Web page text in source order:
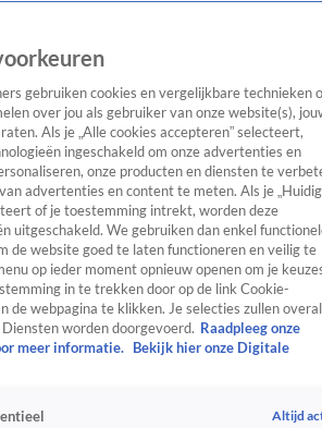
Entertainment TV Algemeen
Tip
SpraakmakendRealityCrimeVideo's
gebruiken cookies en vergelijkbare technieken
over jou als gebruiker van onze website(s),
Als je „Alle cookies accepteren” selecteert,
ingeschakeld om onze advertenties en
onze producten en diensten te
advertenties en content te meten. Als je
of je toestemming intrekt, worden deze
uitgeschakeld. We gebruiken dan enkel
de website goed te laten functioneren en veilig te
op ieder moment opnieuw openen om je
in te trekken door op de link Cookie-
de webpagina te klikken. Je selecties zullen overal
worden doorgevoerd. Raadpleeg onze
meer informatie.
Bekijk hier onze Digitale
Altijd